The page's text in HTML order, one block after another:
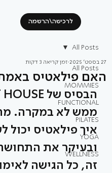
לרכישה\הרשמה
All Posts
MOMMIES
FUNCTIONAL
PILATES
YOGA
WELLNESS
All Posts
האם פילאטיס
27 בספט׳ 2025 זמן קריאה 3 דקות
ממש לא במקרה.
איך פילאטיס יכול
ובעיקר את
זה, כל הגישה